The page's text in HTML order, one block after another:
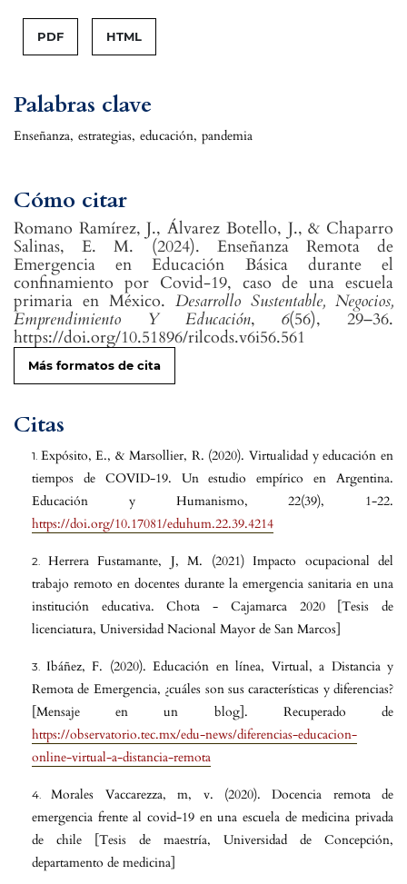
Palabras clave
Enseñanza, estrategias, educación, pandemia
Cómo citar
Romano Ramírez, J., Álvarez Botello, J., & Chaparro
Salinas, E. M. (2024). Enseñanza Remota de
Emergencia en Educación Básica durante el
confinamiento por Covid-19, caso de una escuela
primaria en México. Desarrollo Sustentable, Negocios,
Emprendimiento Y Educación, 6(56), 29–36.
https://doi.org/10.51896/rilcods.v6i56.561
Más formatos de cita
PDF HTML
Citas
Expósito, E., & Marsollier, R. (2020). Virtualidad y educación en
tiempos de COVID-19. Un estudio empírico en Argentina.
Educación y Humanismo, 22(39), 1-22.
https://doi.org/10.17081/eduhum.22.39.4214
Herrera Fustamante, J, M. (2021) Impacto ocupacional del
trabajo remoto en docentes durante la emergencia sanitaria en una
institución educativa. Chota - Cajamarca 2020 [Tesis de
licenciatura, Universidad Nacional Mayor de San Marcos]
Ibáñez, F. (2020). Educación en línea, Virtual, a Distancia y
Remota de Emergencia, ¿cuáles son sus características y diferencias?
[Mensaje en un blog]. Recuperado de
https://observatorio.tec.mx/edu-news/diferencias-educacion-
online-virtual-a-distancia-remota
Morales Vaccarezza, m, v. (2020). Docencia remota de
emergencia frente al covid-19 en una escuela de medicina privada
de chile [Tesis de maestría, Universidad de Concepción,
departamento de medicina]